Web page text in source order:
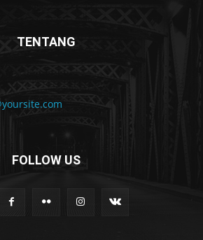
TENTANG
FOLLOW US